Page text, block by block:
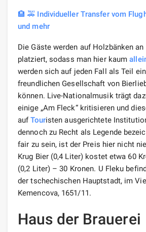
🏨 🚕 Individueller Transfer vom
und mehr
Die Gäste werden auf Holzbänken
platziert, sodass man hier kaum
werden sich auf jeden Fall als Teil
freundlichen Gesellschaft von
können. Live-Nationalmusik trägt
einige „Am Fleck“ kritisieren und
aufTouristen ausgerichtete
dennoch zu Recht als Legende
fair zu sein, ist der Preis hier nicht
Krug Bier (0,4 Liter) kostet etwa 60
(0,2 Liter) – 30 Kronen. U Fleku
der tschechischen Hauptstadt, im
Kemencova, 1651/11.
Haus der Brauerei